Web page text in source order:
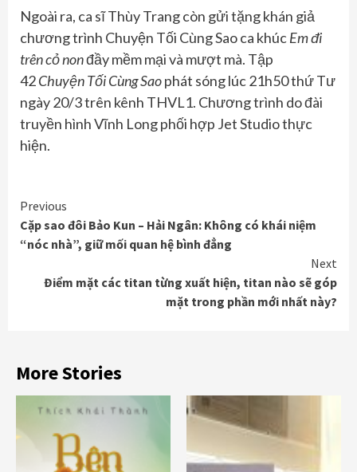
Ngoài ra, ca sĩ Thùy Trang còn gửi tặng khán giả
chương trình Chuyện Tối Cùng Sao ca khúcEm đi
trên cỏ nonđầy mềm mại và mượt mà. Tập
42Chuyện Tối Cùng Saophát sóng lúc 21h50 thứ Tư
ngày 20/3 trên kênh THVL1. Chương trình do đài
truyền hình Vĩnh Long phối hợp Jet Studio thực
hiện.
Continue
Reading
Previous
Cặp sao đôi Bảo Kun – Hải Ngân: Không có khái niệm
“nóc nhà”, giữ mối quan hệ bình đẳng
Next
Điểm mặt các titan từng xuất hiện, titan nào sẽ góp
mặt trong phần mới nhất này?
More Stories